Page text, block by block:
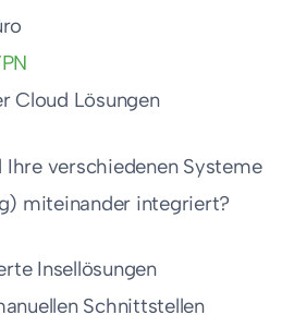
Cloud Lösungen
verschiedenen Systeme
miteinander integriert?
Insellösungen
Schnittstellen